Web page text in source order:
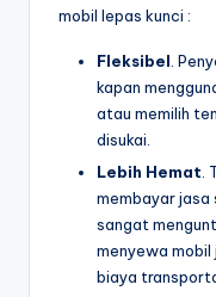
mobil lepas kunci :
Fleksibel .
kapan
atau memilih
disukai.
Lebih Hemat
membayar jasa
sangat
menyewa mobil
biaya